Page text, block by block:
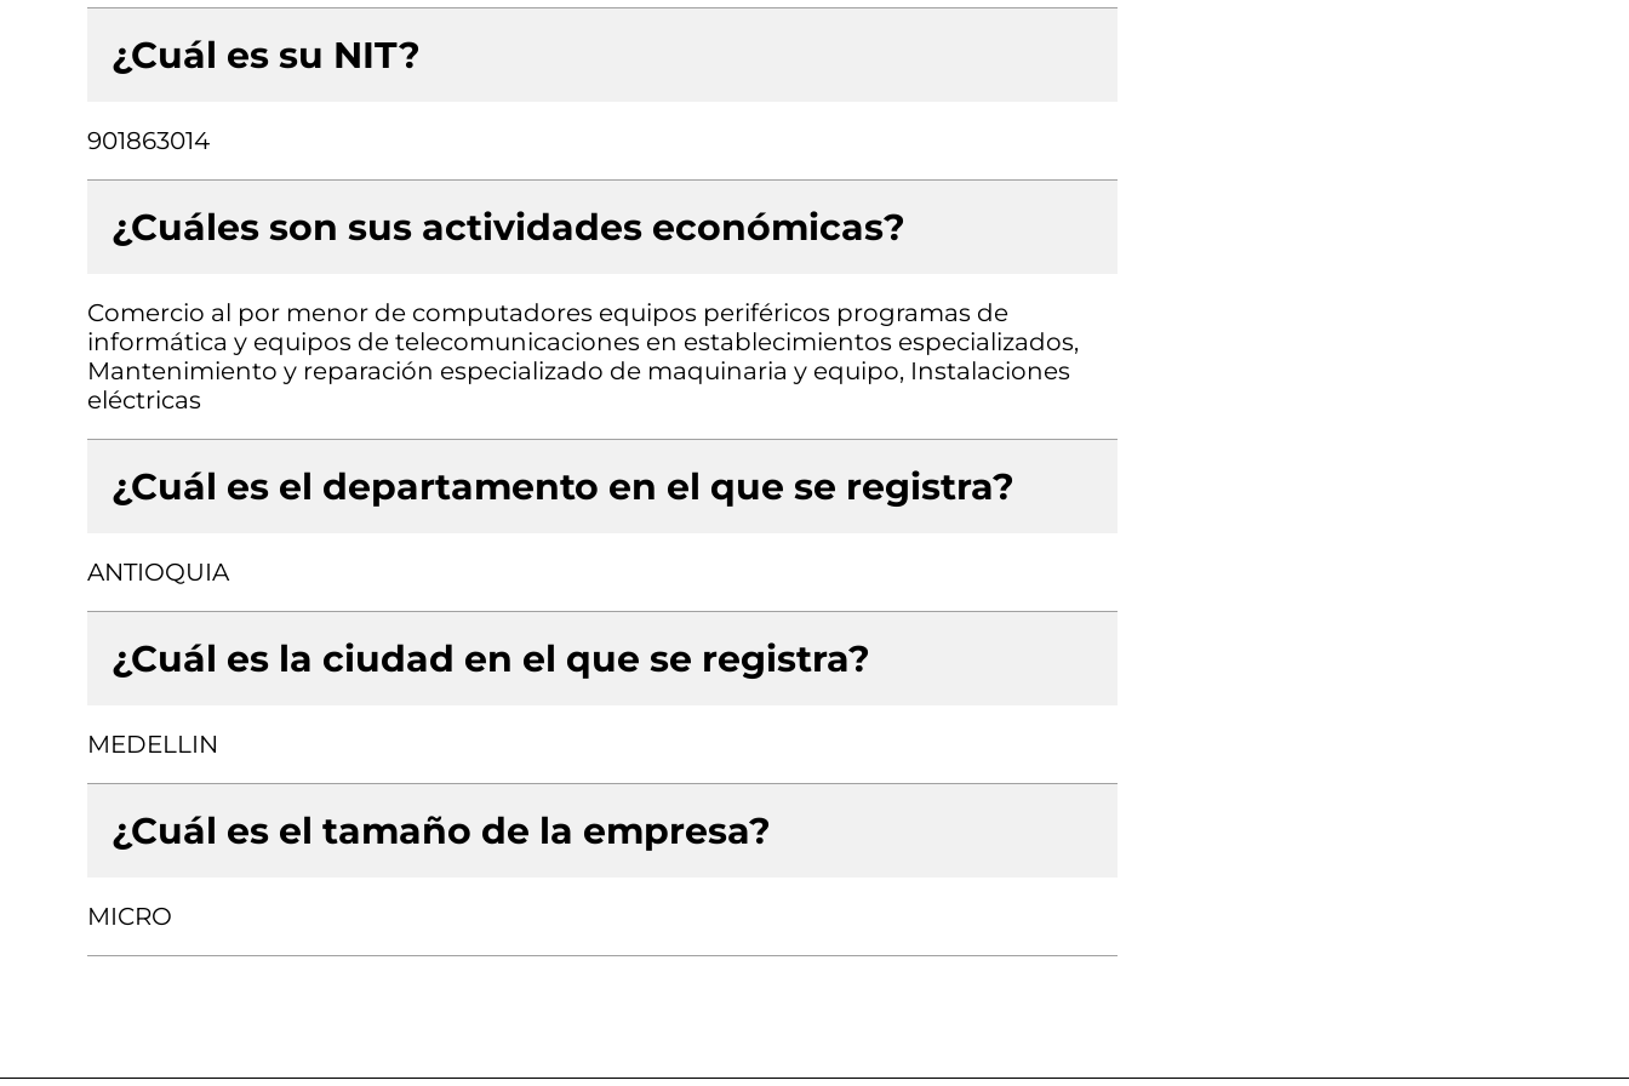
¿Cuál es su NIT?
901863014
¿Cuáles son sus actividades económicas?
Comercio al por menor de computadores equipos periféricos programas de
informática y equipos de telecomunicaciones en establecimientos especializados,
Mantenimiento y reparación especializado de maquinaria y equipo, Instalaciones
eléctricas
¿Cuál es el departamento en el que se registra?
ANTIOQUIA
¿Cuál es la ciudad en el que se registra?
MEDELLIN
¿Cuál es el tamaño de la empresa?
MICRO